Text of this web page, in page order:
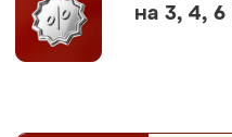
на 3, 4,